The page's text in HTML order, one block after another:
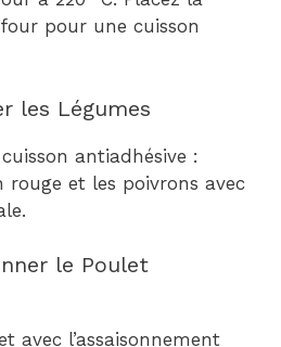
pour une cuisson
les Légumes
antiadhésive :
rouge et les poivrons avec
le Poulet
avec l’assaisonnement